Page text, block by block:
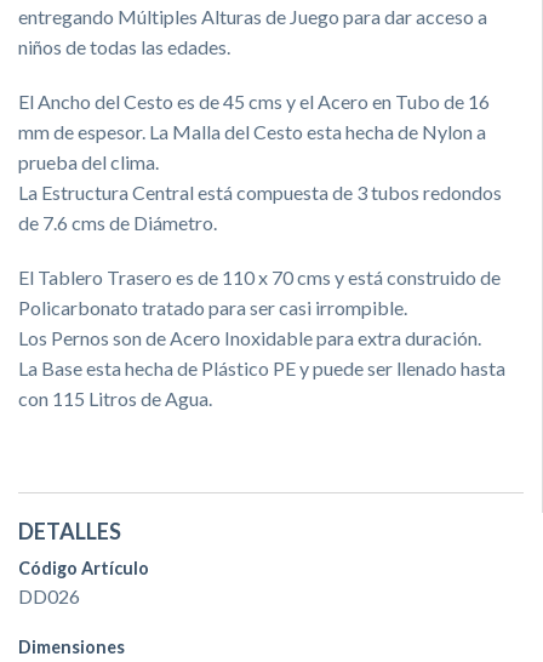
entregando Múltiples Alturas de Juego para dar acceso a
niños de todas las edades.
El Ancho del Cesto es de 45 cms y el Acero en Tubo de 16
mm de espesor. La Malla del Cesto esta hecha de Nylon a
prueba del clima.
La Estructura Central está compuesta de 3 tubos redondos
de 7.6 cms de Diámetro.
El Tablero Trasero es de 110 x 70 cms y está construido de
Policarbonato tratado para ser casi irrompible.
Los Pernos son de Acero Inoxidable para extra duración.
La Base esta hecha de Plástico PE y puede ser llenado hasta
con 115 Litros de Agua.
DETALLES
Código Artículo
DD026
Dimensiones